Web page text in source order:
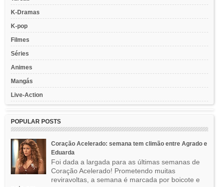
K-Dramas
K-pop
Filmes
Séries
Animes
Mangás
Live-Action
POPULAR POSTS
Coração Acelerado: semana tem climão entre Agrado e
Eduarda
Foi dada a largada para as últimas semanas de
Coração Acelerado! Prometendo muitas
reviravoltas, a semana é marcada por boicote e